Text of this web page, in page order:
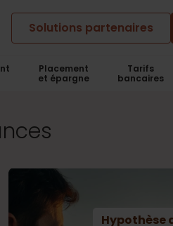
Solutions partenaires
Placement
et épargne
Tarifs
bancaires
Hypothèse